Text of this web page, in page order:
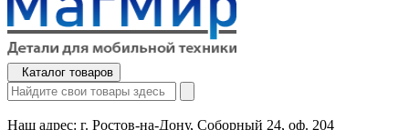
Каталог товаров
Наш адрес: г. Ростов-на-Дону, Соборный 24, оф. 204